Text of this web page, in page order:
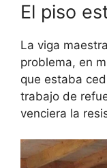
El piso
La viga
problema, en
que estaba
trabajo de
venciera la